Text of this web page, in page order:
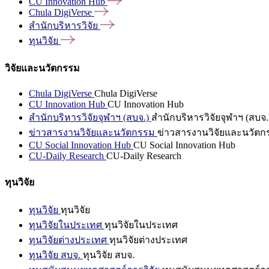
Chula DigiVerse
สำนักบริหารวิจัย
ทุนวิจัย
วิจัยและนวัตกรรม
Chula DigiVerse Chula DigiVerse
CU Innovation Hub CU Innovation Hub
สำนักบริหารวิจัยจุฬาฯ (สบจ.) สำนักบริหารวิจัยจุฬาฯ (สบจ
ข่าวสารงานวิจัยและนวัตกรรม ข่าวสารงานวิจัยและนวัตก
CU Social Innovation Hub CU Social Innovation Hub
CU-Daily Research CU-Daily Research
ทุนวิจัย
ทุนวิจัย ทุนวิจัย
ทุนวิจัยในประเทศ ทุนวิจัยในประเทศ
ทุนวิจัยต่างประเทศ ทุนวิจัยต่างประเทศ
ทุนวิจัย สบจ. ทุนวิจัย สบจ.